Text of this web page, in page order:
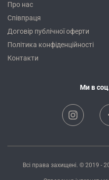
Про нас
Співпраця
Договір публічної оферти
Політика конфіденційності
Контакти
Ми в
Всі права захищені. © 2019 -